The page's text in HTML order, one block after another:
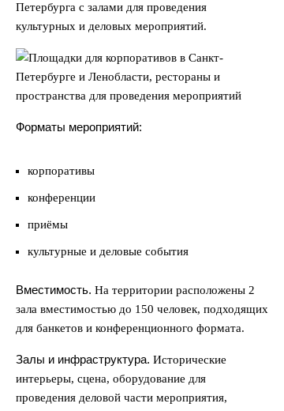
Петербурга с залами для проведения
культурных и деловых мероприятий.
Форматы мероприятий:
корпоративы
конференции
приёмы
культурные и деловые события
Вместимость. На территории расположены 2
зала вместимостью до 150 человек, подходящих
для банкетов и конференционного формата.
Залы и инфраструктура. Исторические
интерьеры, сцена, оборудование для
проведения деловой части мероприятия,